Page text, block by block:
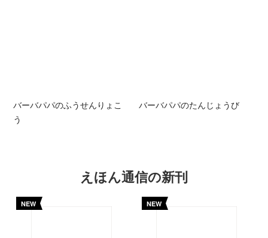
バーバパパのふうせんりょこ
う
バーバパパのたんじょうび
えほん通信の新刊
NEW NEW